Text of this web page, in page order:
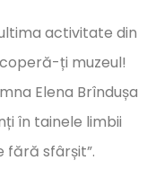
activitate din
ți muzeul!
Elena Brîndușa
în tainele limbii
fără sfârșit”.